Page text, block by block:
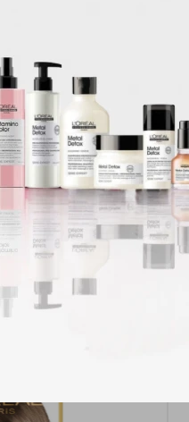
PROTECT.
tonos de fuerte